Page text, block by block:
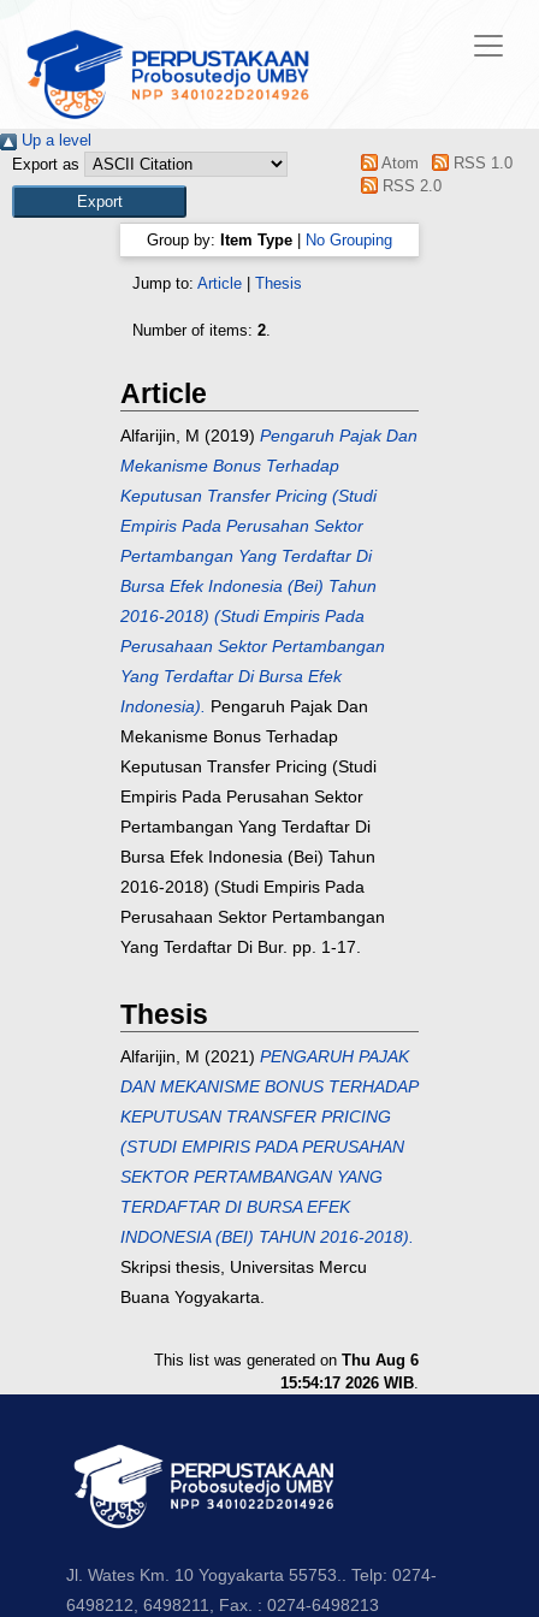
Up a level
Export as
Atom
RSS 1.0
RSS 2.0
Group by: Item Type No Grouping
Jump to: Article Thesis
Number of items: 2.
Article
Alfarijin, M (2019) Pengaruh Pajak Dan
Mekanisme Bonus Terhadap
Keputusan Transfer Pricing (Studi
Empiris Pada Perusahan Sektor
Pertambangan Yang Terdaftar Di
Bursa Efek Indonesia (Bei) Tahun
2016-2018) (Studi Empiris Pada
Perusahaan Sektor Pertambangan
Yang Terdaftar Di Bursa Efek
Indonesia). Pengaruh Pajak Dan
Mekanisme Bonus Terhadap
Keputusan Transfer Pricing (Studi
Empiris Pada Perusahan Sektor
Pertambangan Yang Terdaftar Di
Bursa Efek Indonesia (Bei) Tahun
2016-2018) (Studi Empiris Pada
Perusahaan Sektor Pertambangan
Yang Terdaftar Di Bur. pp. 1-17.
Thesis
Alfarijin, M (2021) PENGARUH PAJAK
DAN MEKANISME BONUS TERHADAP
KEPUTUSAN TRANSFER PRICING
(STUDI EMPIRIS PADA PERUSAHAN
SEKTOR PERTAMBANGAN YANG
TERDAFTAR DI BURSA EFEK
INDONESIA (BEI) TAHUN 2016-2018).
Skripsi thesis, Universitas Mercu
Buana Yogyakarta.
This list was generated on Thu Aug 6
15:54:17 2026 WIB.
Jl. Wates Km. 10 Yogyakarta 55753.. Telp: 0274-
6498212, 6498211, Fax. : 0274-6498213